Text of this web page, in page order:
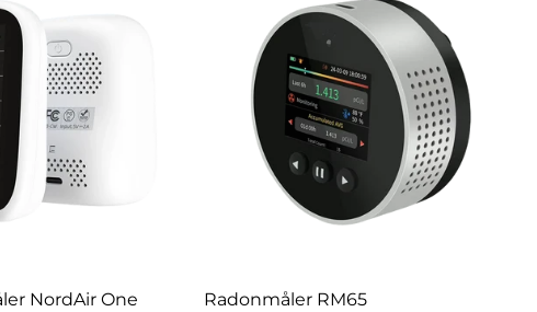
LEGG TIL
NordAir One
RASK LEGG TIL
Radonmåler RM65